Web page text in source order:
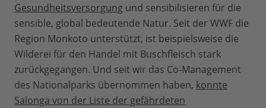
Gesundheitsversorgung und sensibilisieren für die
sensible, global bedeutende Natur. Seit der WWF die
Region Monkoto unterstützt, ist beispielsweise die
Wilderei für den Handel mit Buschfleisch stark
zurückgegangen. Und seit wir das Co-Management
des Nationalparks übernommen haben, konnte
Salonga von der Liste der gefährdeten